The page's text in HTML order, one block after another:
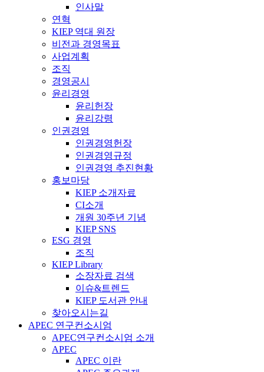
인사말
연혁
KIEP 역대 원장
비전과 경영목표
사업계획
조직
경영공시
윤리경영
윤리헌장
윤리강령
인권경영
인권경영헌장
인권경영규정
인권경영 추진현황
홍보마당
KIEP 소개자료
CI소개
개원 30주년 기념
KIEP SNS
ESG 경영
조직
KIEP Library
소장자료 검색
이슈&트렌드
KIEP 도서관 안내
찾아오시는길
APEC 연구컨소시엄
APEC연구컨소시엄 소개
APEC
APEC 이란